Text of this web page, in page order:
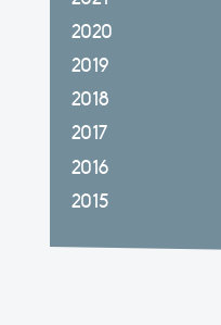
2020
2019
2018
2017
2016
2015